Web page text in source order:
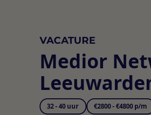
VACATURE
Medior
32 - 40 uur €2800 - €4800 p/m